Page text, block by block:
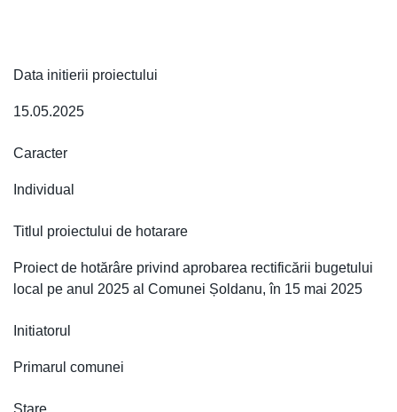
Data initierii proiectului
15.05.2025
Caracter
Individual
Titlul proiectului de hotarare
Proiect de hotărâre privind aprobarea rectificării bugetului
local pe anul 2025 al Comunei Șoldanu, în 15 mai 2025
Initiatorul
Primarul comunei
Stare